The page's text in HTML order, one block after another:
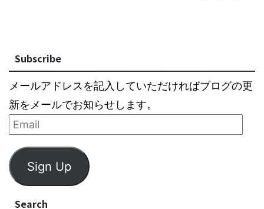
Subscribe
メールアドレスを記入していただければブログの更
新をメールでお知らせします。
Sign Up
Search